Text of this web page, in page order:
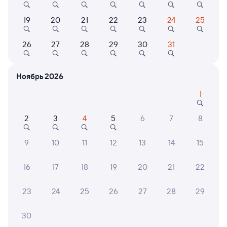
Выбор любимых мест на схемах вагонов
Подробные ответы на вопросы о поездке или
СМС-сопровождение до посадки в поезд
Оформление без регистрации на сайте
Частые вопросы
Что нужно, чтобы сесть в поезд?
Что делать, если ошибся при вводе данных
19 20 21 22 23 24 25
26 27 28 29 30 31
Ноябрь 2026
1
2 3 4 5 6 7 8
9 10 11 12 13 14 15
16 17 18 19 20 21 22
23 24 25 26 27 28 29
30